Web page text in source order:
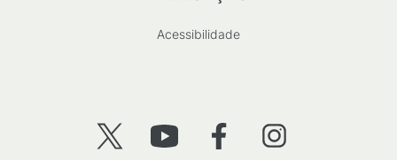
Acessibilidade